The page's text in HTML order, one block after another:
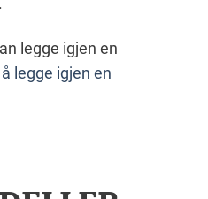
legge igjen en
legge igjen en